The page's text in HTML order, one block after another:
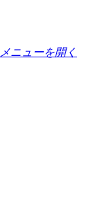
メニューを開く